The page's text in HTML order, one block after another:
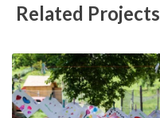
Related Projects